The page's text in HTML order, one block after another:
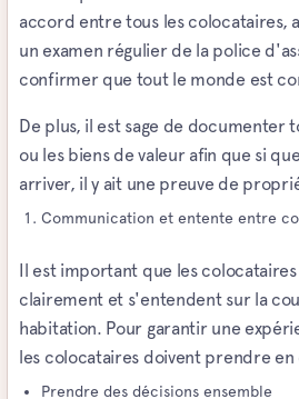
accord entre tous les colocataires,
un examen régulier de la police
confirmer que tout le monde est
De plus, il est sage de documenter
ou les biens de valeur afin que si
arriver, il y ait une preuve de
Communication et entente entre
Il est important que les
clairement et s'entendent sur la
habitation. Pour garantir une
les colocataires doivent prendre
Prendre des décisions ensemble